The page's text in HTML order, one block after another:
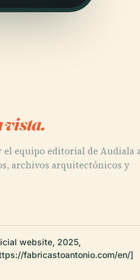
vista.
el equipo editorial de Audiala
archivos arquitectónicos y
website, 2025,
fabricastoantonio.com/en/]